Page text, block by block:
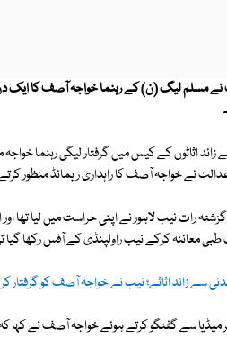
مسلم لیگ (ن) کے رہنما خواجہ آصف کا ایک دن
اثاثوں کے کیس میں گرفتار لیگی رہنما
نے خواجہ آصف کا راہداری ریمانڈ منظور
رات نیب لاہور نے اپنی حراست میں لیا تھا
طبی معائنہ کرکے نیب راولپنڈی کے آفس رکھا گیا
سے زائد اثاثے؛ نیب نے خواجہ آصف کو گرفتار
میڈیا سے گفتگو کرتے ہوئے خواجہ آصف نے کہا